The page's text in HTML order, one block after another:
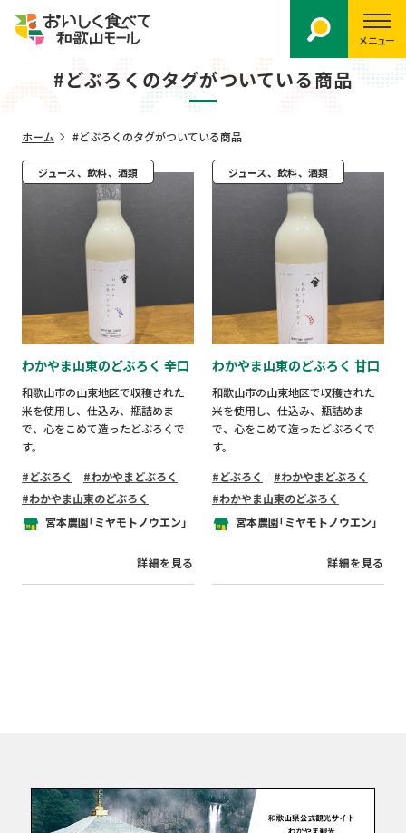
メニュー
#どぶろくのタグがついている商品
ホーム #どぶろくのタグがついている商品
ジュース、飲料、酒類
わかやま山東のどぶろく 辛口
和歌山市の山東地区で収穫された
米を使用し、仕込み、瓶詰めま
で、心をこめて造ったどぶろくで
す。
どぶろく
わかやまどぶろく
わかやま山東のどぶろく
宮本農園｢ミヤモトノウエン｣
詳細を見る
ジュース、飲料、酒類
わかやま山東のどぶろく 甘口
和歌山市の山東地区で収穫された
米を使用し、仕込み、瓶詰めま
で、心をこめて造ったどぶろくで
す。
どぶろく
わかやまどぶろく
わかやま山東のどぶろく
宮本農園｢ミヤモトノウエン｣
詳細を見る